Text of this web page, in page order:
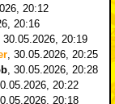
20:12
20:16
30.05.2026, 20:19
30.05.2026, 20:25
30.05.2026, 20:28
20:22
20:18